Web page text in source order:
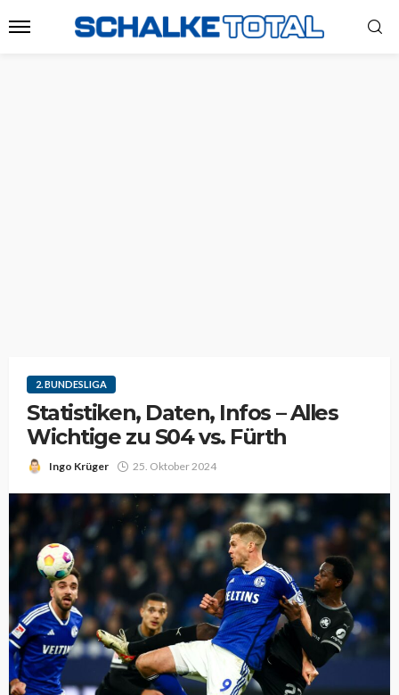
2. BUNDESLIGA
Statistiken, Daten, Infos – Alles
Wichtige zu S04 vs. Fürth
Ingo Krüger 25. Oktober 2024